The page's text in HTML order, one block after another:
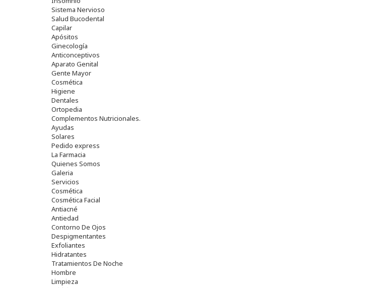
Sistema Nervioso
Salud Bucodental
Capilar
Apósitos
Ginecología
Anticonceptivos
Aparato Genital
Gente Mayor
Cosmética
Higiene
Dentales
Ortopedia
Complementos Nutricionales.
Ayudas
Solares
Pedido express
La Farmacia
Quienes Somos
Galeria
Servicios
Cosmética
Cosmética Facial
Antiacné
Antiedad
Contorno De Ojos
Despigmentantes
Exfoliantes
Hidratantes
Tratamientos De Noche
Hombre
Limpieza